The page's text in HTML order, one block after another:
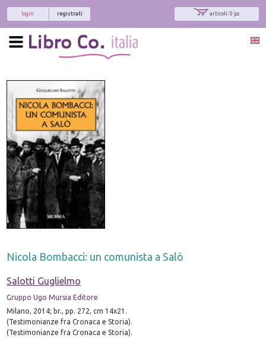
articoli: 0 pz.
registrati
login
Nicola Bombacci: un comunista a Salò
Salotti Guglielmo
Gruppo Ugo Mursia Editore
Milano, 2014; br., pp. 272, cm 14x21.
(Testimonianze fra Cronaca e Storia).
(Testimonianze fra Cronaca e Storia).